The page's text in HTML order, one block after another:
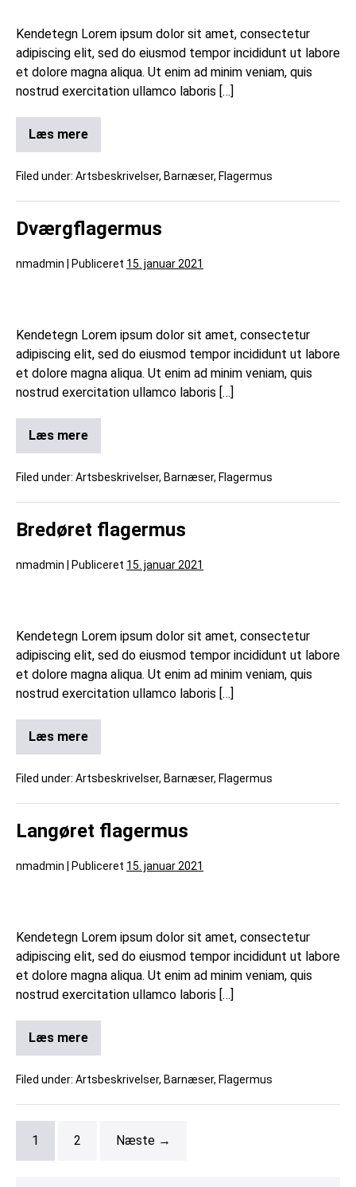
Kendetegn Lorem ipsum dolor sit amet, consectetur
adipiscing elit, sed do eiusmod tempor incididunt ut labore
et dolore magna aliqua. Ut enim ad minim veniam, quis
nostrud exercitation ullamco laboris […]
Læs mere
Filed under: Artsbeskrivelser, Barnæser, Flagermus
Dværgflagermus
nmadmin Publiceret 15. januar 2021
Kendetegn Lorem ipsum dolor sit amet, consectetur
adipiscing elit, sed do eiusmod tempor incididunt ut labore
et dolore magna aliqua. Ut enim ad minim veniam, quis
nostrud exercitation ullamco laboris […]
Læs mere
Filed under: Artsbeskrivelser, Barnæser, Flagermus
Bredøret flagermus
nmadmin Publiceret 15. januar 2021
Kendetegn Lorem ipsum dolor sit amet, consectetur
adipiscing elit, sed do eiusmod tempor incididunt ut labore
et dolore magna aliqua. Ut enim ad minim veniam, quis
nostrud exercitation ullamco laboris […]
Læs mere
Filed under: Artsbeskrivelser, Barnæser, Flagermus
Langøret flagermus
nmadmin Publiceret 15. januar 2021
Kendetegn Lorem ipsum dolor sit amet, consectetur
adipiscing elit, sed do eiusmod tempor incididunt ut labore
et dolore magna aliqua. Ut enim ad minim veniam, quis
nostrud exercitation ullamco laboris […]
Læs mere
Filed under: Artsbeskrivelser, Barnæser, Flagermus
1 2 Næste →